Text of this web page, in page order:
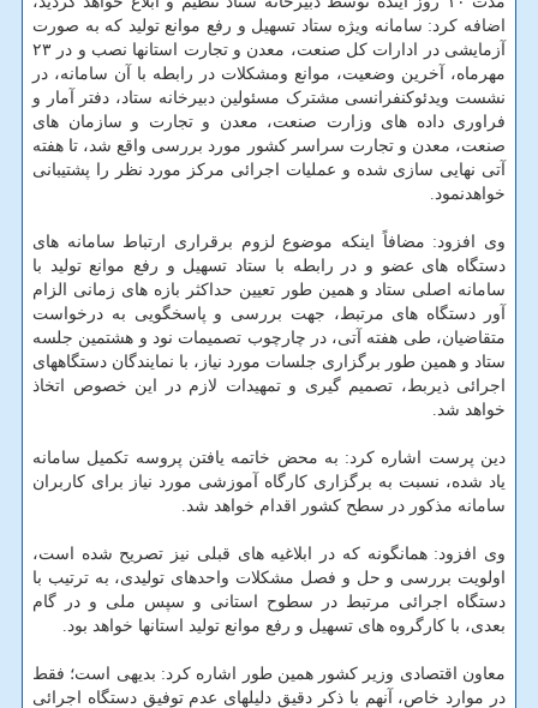
اضافه کرد: سامانه ویژه ستاد تسهیل و رفع موانع تولید که به صورت
آزمایشی در ادارات کل صنعت، معدن و تجارت استانها نصب و در ۲۳
مهرماه، آخرین وضعیت، موانع ومشکلات در رابطه با آن سامانه، در
نشست ویدئوکنفرانسی مشترک مسئولین دبیرخانه ستاد، دفتر آمار و
فراوری داده های وزارت صنعت، معدن و تجارت و سازمان های
صنعت، معدن و تجارت سراسر کشور مورد بررسی واقع شد، تا هفته
آتی نهایی سازی شده و عملیات اجرائی مرکز مورد نظر را پشتیبانی
خواهدنمود.
وی افزود: مضافاً اینکه موضوع لزوم برقراری ارتباط سامانه های
دستگاه های عضو و در رابطه با ستاد تسهیل و رفع موانع تولید با
سامانه اصلی ستاد و همین طور تعیین حداکثر بازه های زمانی الزام
آور دستگاه های مرتبط، جهت بررسی و پاسخگویی به درخواست
متقاضیان، طی هفته آتی، در چارچوب تصمیمات نود و هشتمین جلسه
ستاد و همین طور برگزاری جلسات مورد نیاز، با نمایندگان دستگاههای
اجرائی ذیربط، تصمیم گیری و تمهیدات لازم در این خصوص اتخاذ
خواهد شد.
دین پرست اشاره کرد: به محض خاتمه یافتن پروسه تکمیل سامانه
یاد شده، نسبت به برگزاری کارگاه آموزشی مورد نیاز برای کاربران
سامانه مذکور در سطح کشور اقدام خواهد شد.
وی افزود: همانگونه که در ابلاغیه های قبلی نیز تصریح شده است،
اولویت بررسی و حل و فصل مشکلات واحدهای تولیدی، به ترتیب با
دستگاه اجرائی مرتبط در سطوح استانی و سپس ملی و در گام
بعدی، با کارگروه های تسهیل و رفع موانع تولید استانها خواهد بود.
معاون اقتصادی وزیر کشور همین طور اشاره کرد: بدیهی است؛ فقط
در موارد خاص، آنهم با ذکر دقیق دلیلهای عدم توفیق دستگاه اجرائی